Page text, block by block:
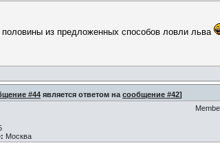
половины из предложенных способов ловли льва
#44 является ответом на сообщение #42]
Москва